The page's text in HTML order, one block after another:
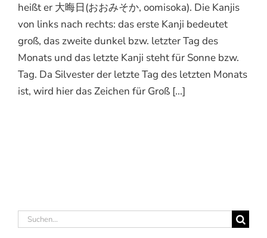
heißt er 大晦日(おおみそか, oomisoka). Die Kanjis
von links nach rechts: das erste Kanji bedeutet
groß, das zweite dunkel bzw. letzter Tag des
Monats und das letzte Kanji steht für Sonne bzw.
Tag. Da Silvester der letzte Tag des letzten Monats
ist, wird hier das Zeichen für Groß [...]
Suche